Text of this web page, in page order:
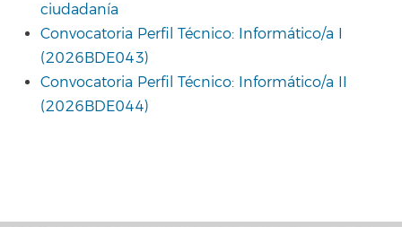
ciudadanía
Convocatoria Perfil Técnico: Informático/a I
(2026BDE043)
Convocatoria Perfil Técnico: Informático/a II
(2026BDE044)